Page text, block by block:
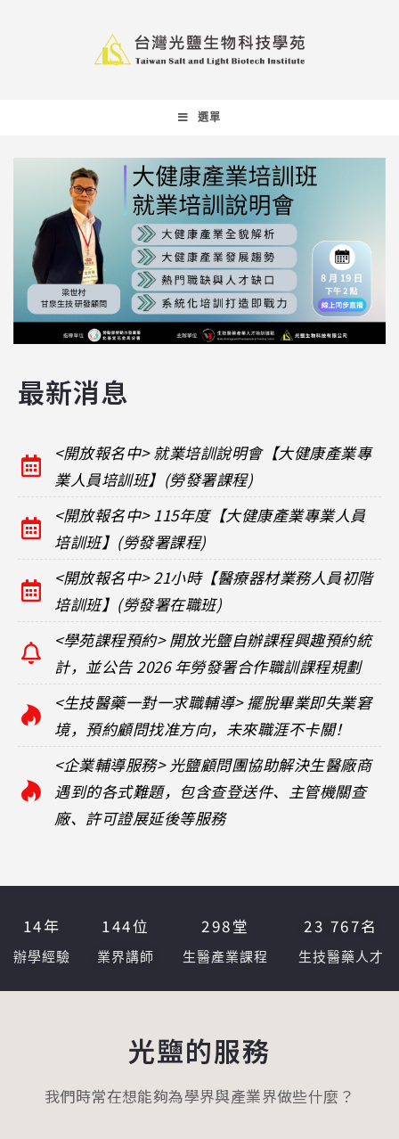
選單
最新消息
<開放報名中> 就業培訓說明會【大健康產業專
業人員培訓班】(勞發署課程)
<開放報名中> 115年度【大健康產業專業人員
培訓班】(勞發署課程)
<開放報名中> 21小時【醫療器材業務人員初階
培訓班】(勞發署在職班)
<學苑課程預約> 開放光鹽自辦課程興趣預約統
計，並公告 2026 年勞發署合作職訓課程規劃
<生技醫藥一對一求職輔導> 擺脫畢業即失業窘
境，預約顧問找准方向，未來職涯不卡關！
<企業輔導服務> 光鹽顧問團協助解決生醫廠商
遇到的各式難題，包含查登送件、主管機關查
廠、許可證展延後等服務
辦學經驗
14年
業界講師
144位
生醫產業課程
298堂
生技醫藥人才
23 767名
光鹽的服務
我們時常在想能夠為學界與產業界做些什麼？